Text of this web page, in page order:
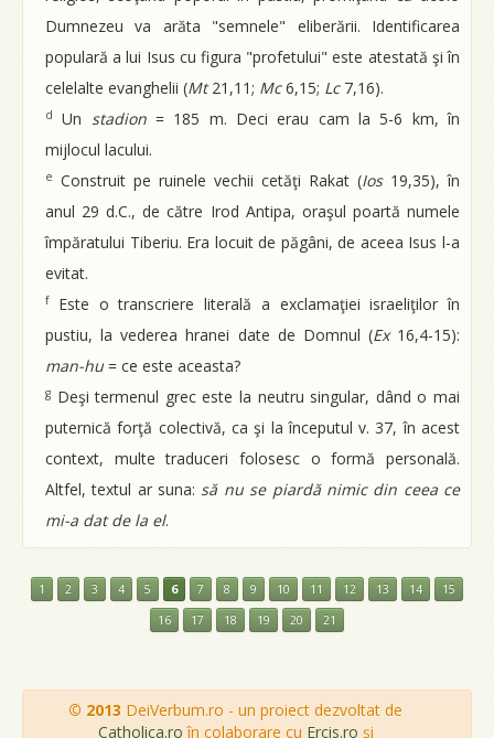
Dumnezeu va arăta "semnele" eliberării. Identificarea
populară a lui Isus cu figura "profetului" este atestată şi în
celelalte evanghelii (Mt21,11; Mc6,15; Lc7,16).
d Un stadion= 185 m. Deci erau cam la 5-6 km, în
mijlocul lacului.
e Construit pe ruinele vechii cetăţi Rakat (Ios19,35), în
anul 29 d.C., de către Irod Antipa, oraşul poartă numele
împăratului Tiberiu. Era locuit de păgâni, de aceea Isus l-a
evitat.
fEste o transcriere literală a exclamaţiei israeliţilor în
pustiu, la vederea hranei date de Domnul (Ex16,4-15):
man-hu = ce este aceasta?
g Deşi termenul grec este la neutru singular, dând o mai
puternică forţă colectivă, ca şi la începutul v. 37, în acest
context, multe traduceri folosesc o formă personală.
Altfel, textul ar suna: să nu se piardă nimic din ceea ce
mi-a dat de la el.
1 2 3 4 5 6 7 8 9 10 11 12 13 14
15
16
17 18 19 20 21
© 2013 DeiVerbum.ro - un proiect dezvoltat de
Catholica.ro în colaborare cu Ercis.ro şi